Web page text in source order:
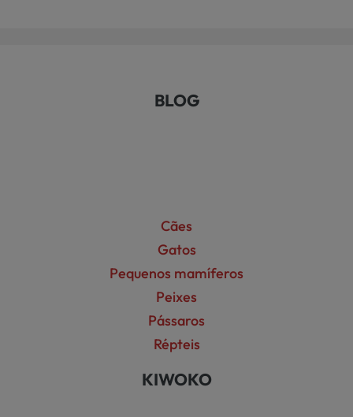
BLOG
Cães
Gatos
Pequenos mamíferos
Peixes
Pássaros
Répteis
KIWOKO